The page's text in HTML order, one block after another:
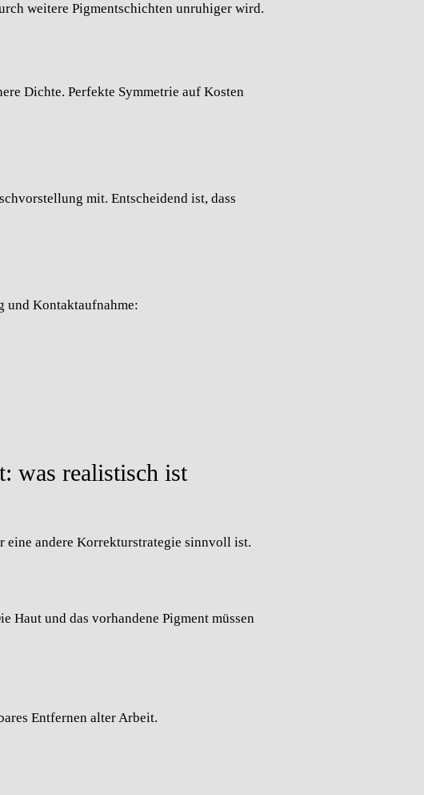
weitere Pigmentschichten unruhiger wird.
Dichte. Perfekte Symmetrie auf Kosten
mit. Entscheidend ist, dass
und Kontaktaufnahme:
was realistisch ist
eine andere Korrekturstrategie sinnvoll ist.
Haut und das vorhandene Pigment müssen
Entfernen alter Arbeit.